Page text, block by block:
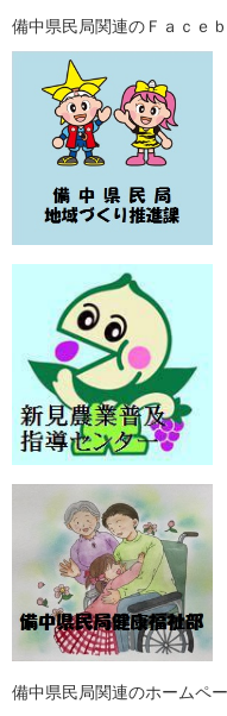
備中県民局関連のＦａｃｅ
備中県民局関連のホームペ